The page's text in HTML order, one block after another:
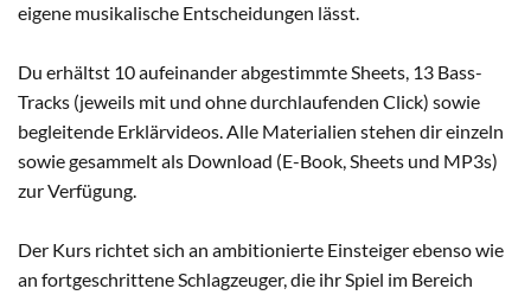
eigene musikalische Entscheidungen lässt.
Du erhältst 10 aufeinander abgestimmte Sheets, 13 Bass-
Tracks (jeweils mit und ohne durchlaufenden Click) sowie
begleitende Erklärvideos. Alle Materialien stehen dir einzeln
sowie gesammelt als Download (E-Book, Sheets und MP3s)
zur Verfügung.
Der Kurs richtet sich an ambitionierte Einsteiger ebenso wie
an fortgeschrittene Schlagzeuger, die ihr Spiel im Bereich